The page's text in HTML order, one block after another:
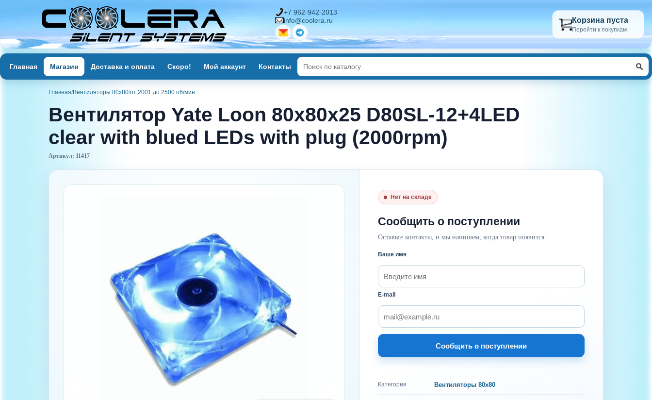
+7 962-942-2013
info@coolera.ru
Корзина пуста
Перейти к покупкам
Главная Магазин Доставка и оплата Скоро! Мой аккаунт Контакты
Главная/Вентиляторы 80х80/от 2001 до 2500 об/мин
Вентилятор Yate Loon 80x80x25 D80SL-12+4LED
clear with blued LEDs with plug (2000rpm)
Артикул: 11417
Нет на складе
Сообщить о поступлении
Оставьте контакты, и мы напишем, когда товар появится.
Ваше имя
E-mail
Сообщить о поступлении
Категория Вентиляторы 80х80